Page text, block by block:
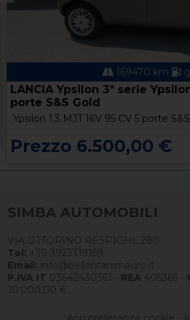
169470 km
LANCIA Ypsilon 3ª serie
porte S&S Gold
Ypsilon 1.3 MJT 16V 95 CV 5 porte
Prezzo 6.500,00 €
SIMBA AUTOMOBILI
VIA OTTORINO RESPIGHI, 280
Tel: +39 3923319159
Email: info@bellentanimauro.it
P.IVA IT 03642430361 - REA 405365 -
10.000,00 €